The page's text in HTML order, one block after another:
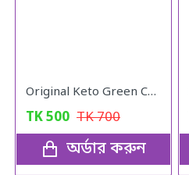
Original Keto Green Coffee weight loss
TK500 TK700
অর্ডার করুন